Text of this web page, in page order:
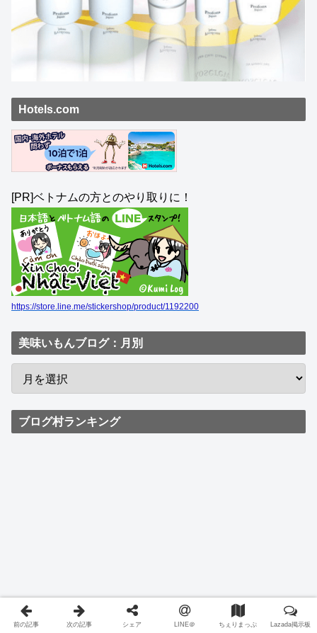
Hotels.com
[PR]ベトナムの方とのやり取りに！
https://store.line.me/stickershop/product/1192200
美味いもんブログ：月別
ブログ村ランキング
前の記事 次の記事 シェア LINE＠ ちぇりまっぷ Lazada掲示板